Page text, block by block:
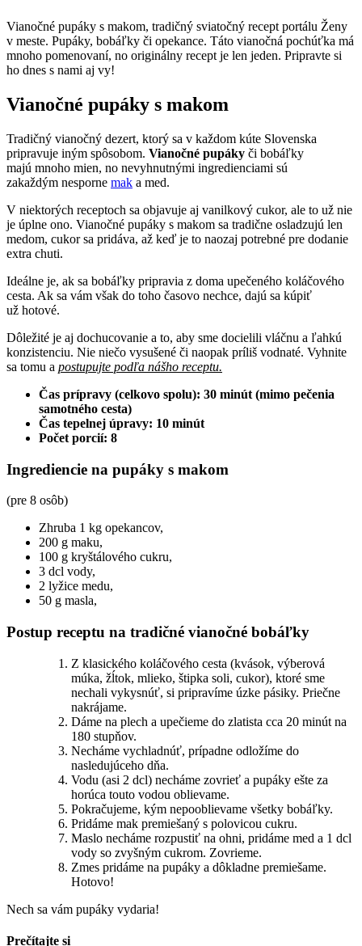
Vianočné pupáky s makom, tradičný sviatočný recept portálu Ženy
v meste. Pupáky, bobáľky či opekance. Táto vianočná pochúťka má
mnoho pomenovaní, no originálny recept je len jeden. Pripravte si
ho dnes s nami aj vy!
Vianočné pupáky s makom
Tradičný vianočný dezert, ktorý sa v každom kúte Slovenska
pripravuje iným spôsobom. Vianočné pupáky či bobáľky
majú mnoho mien, no nevyhnutnými ingredienciami sú
zakaždým nesporne mak a med.
V niektorých receptoch sa objavuje aj vanilkový cukor, ale to už nie
je úplne ono. Vianočné pupáky s makom sa tradične osladzujú len
medom, cukor sa pridáva, až keď je to naozaj potrebné pre dodanie
extra chuti.
Ideálne je, ak sa bobáľky pripravia z doma upečeného koláčového
cesta. Ak sa vám však do toho časovo nechce, dajú sa kúpiť
už hotové.
Dôležité je aj dochucovanie a to, aby sme docielili vláčnu a ľahkú
konzistenciu. Nie niečo vysušené či naopak príliš vodnaté. Vyhnite
sa tomu a postupujte podľa nášho receptu.
Čas prípravy (celkovo spolu): 30 minút (mimo pečenia
samotného cesta)
Čas tepelnej úpravy: 10 minút
Počet porcií: 8
Ingrediencie na pupáky s makom
(pre 8 osôb)
Zhruba 1 kg opekancov,
200 g maku,
100 g kryštálového cukru,
3 dcl vody,
2 lyžice medu,
50 g masla,
Postup receptu na tradičné vianočné bobáľky
Z klasického koláčového cesta (kvások, výberová
múka, žĺtok, mlieko, štipka soli, cukor), ktoré sme
nechali vykysnúť, si pripravíme úzke pásiky. Priečne
nakrájame.
Dáme na plech a upečieme do zlatista cca 20 minút na
180 stupňov.
Necháme vychladnúť, prípadne odložíme do
nasledujúceho dňa.
Vodu (asi 2 dcl) necháme zovrieť a pupáky ešte za
horúca touto vodou oblievame.
Pokračujeme, kým nepooblievame všetky bobáľky.
Pridáme mak premiešaný s polovicou cukru.
Maslo necháme rozpustiť na ohni, pridáme med a 1 dcl
vody so zvyšným cukrom. Zovrieme.
Zmes pridáme na pupáky a dôkladne premiešame.
Hotovo!
Nech sa vám pupáky vydaria!
Prečítajte si